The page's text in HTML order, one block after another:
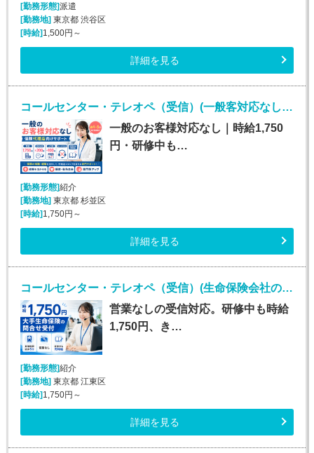
[勤務形態]派遣
[勤務地] 東京都 渋谷区
[時給] 1,500円～
詳細を見る
コールセンター・テレオペ（受信）(一般客対応なしの保険代理店カスタマーサポート)
一般のお客様対応なし｜時給1,750
円・研修中も…
[勤務形態]紹介
[勤務地]東京都 杉並区
[時給]1,750円～
詳細を見る
コールセンター・テレオペ（受信）(生命保険会社の問合せ受付／時給1750円／営業なし)
営業なしの受信対応。研修中も時給
1,750円、き…
[勤務形態]紹介
[勤務地]東京都 江東区
[時給]1,750円～
詳細を見る